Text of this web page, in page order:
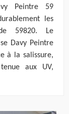
Peintre 59
les
59820. Le
Davy Peintre
à la salissure,
aux UV,